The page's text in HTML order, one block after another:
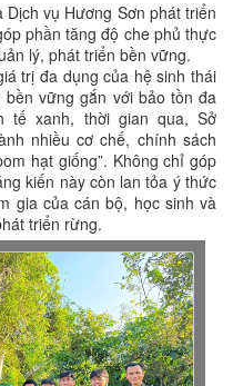
vụ Hương Sơn phát triển
phần tăng độ che phủ thực
lý, phát triển bền vững.
trị đa dụng của hệ sinh thái
vững gắn với bảo tồn đa
tế xanh, thời gian qua, Sở
nhiều cơ chế, chính sách
hạt giống”. Không chỉ góp
kiến này còn lan tỏa ý thức
gia của cán bộ, học sinh và
triển rừng.